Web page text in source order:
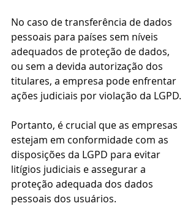
No caso de transferência de dados
pessoais para países sem níveis
adequados de proteção de dados,
ou sem a devida autorização dos
titulares, a empresa pode enfrentar
ações judiciais por violação da LGPD.
Portanto, é crucial que as empresas
estejam em conformidade com as
disposições da LGPD para evitar
litígios judiciais e assegurar a
proteção adequada dos dados
pessoais dos usuários.